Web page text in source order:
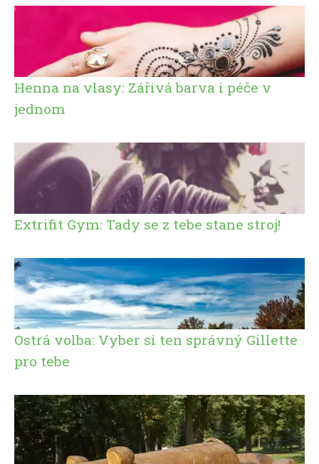
Henna na vlasy: Zářivá barva i péče v
jednom
Extrifit Gym: Tady se z tebe stane stroj!
Ostrá volba: Vyber si ten správný Gillette
pro tebe